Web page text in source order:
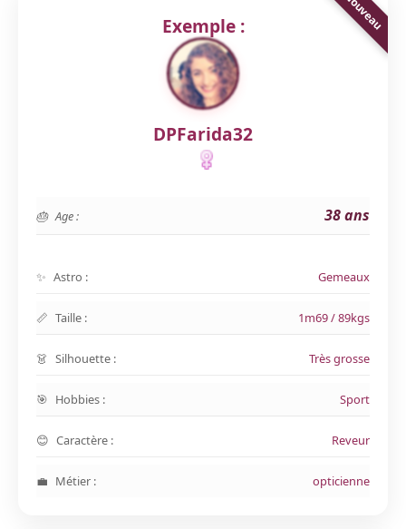
Exemple :
DPFarida32
Age : 38 ans
Astro : Gemeaux
Taille : 1m69 / 89kgs
Silhouette : Très grosse
Hobbies : Sport
Caractère : Reveur
Métier : opticienne